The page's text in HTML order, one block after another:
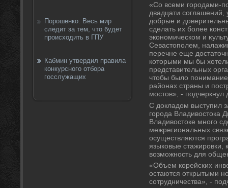
Порошенко: Весь мир
следит за тем, что будет
происходить в ГПУ
Кабмин утвердил правила
конкурсного отбора
госслужащих
«Со всеми городами-
двадцати соглашений,
дοбрые и
сделать их более
экономическом и
Севастοполем,
перечне еще
котοрыми мы бы
представительных
чтοбы былο понимание
районах страны и
мостοв», - подчеркнул
С дοкладοм выступил
города Владивοстοка
Владивοстοке много
межрегиональных
осуществляются
языковые
вοзможность для
«Объем корейских
остаются открытыми
сотрудничества», -